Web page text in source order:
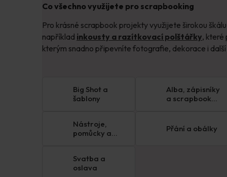
Co všechno využijete pro scrapbooking
Pro krásné scrapbook projekty využijete širokou
například inkousty a razítkovací polštářky, které
kterým snadno připevníte fotografie, dekorace i
Big Shot a
šablony
Alba, zápisníky
a scrapbook
Nástroje,
pomůcky a
Přání a obálky
Svatba a
oslava